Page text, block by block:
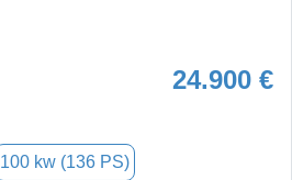
24.900 €
100 kw (136 PS)